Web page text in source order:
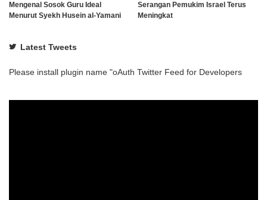
Mengenal Sosok Guru Ideal
Menurut Syekh Husein al-Yamani
Serangan Pemukim Israel Terus
Meningkat
Latest Tweets
Please install plugin name "oAuth Twitter Feed for Developers